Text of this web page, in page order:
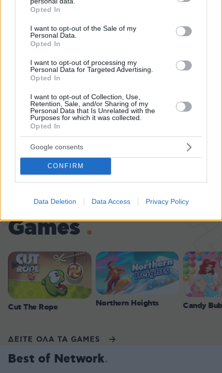
grant or deny consent to Google and its third-party tags to
use your data for below specified purposes in below Google
consent section.
Opted In
I want to opt-out of the Sale of my
Personal Data.
Opted In
I want to opt-out of processing my
Personal Data for Targeted Advertising.
Opted In
I want to opt-out of Collection, Use,
Retention, Sale, and/or Sharing of my
Personal Data that Is Unrelated with the
Purposes for which it was collected.
Opted In
Google consents
CONFIRM
Data Deletion Data Access Privacy Policy
Βίντεο: Μεθυσμένη σκότωσε νύφη
λίγες ώρες μετά τον γάμο της και στο
08.08.2026, 09:25
Μαρία Εκμεκτσίογλου: Ζω καθημερινά
οι γιοι μου
08.08.2026, 11:48 15
Games
Cut The Rope Northern Heights Candy
ΔΕΙΤΕ ΟΛΑ ΤΑ GAMES
Best of Network